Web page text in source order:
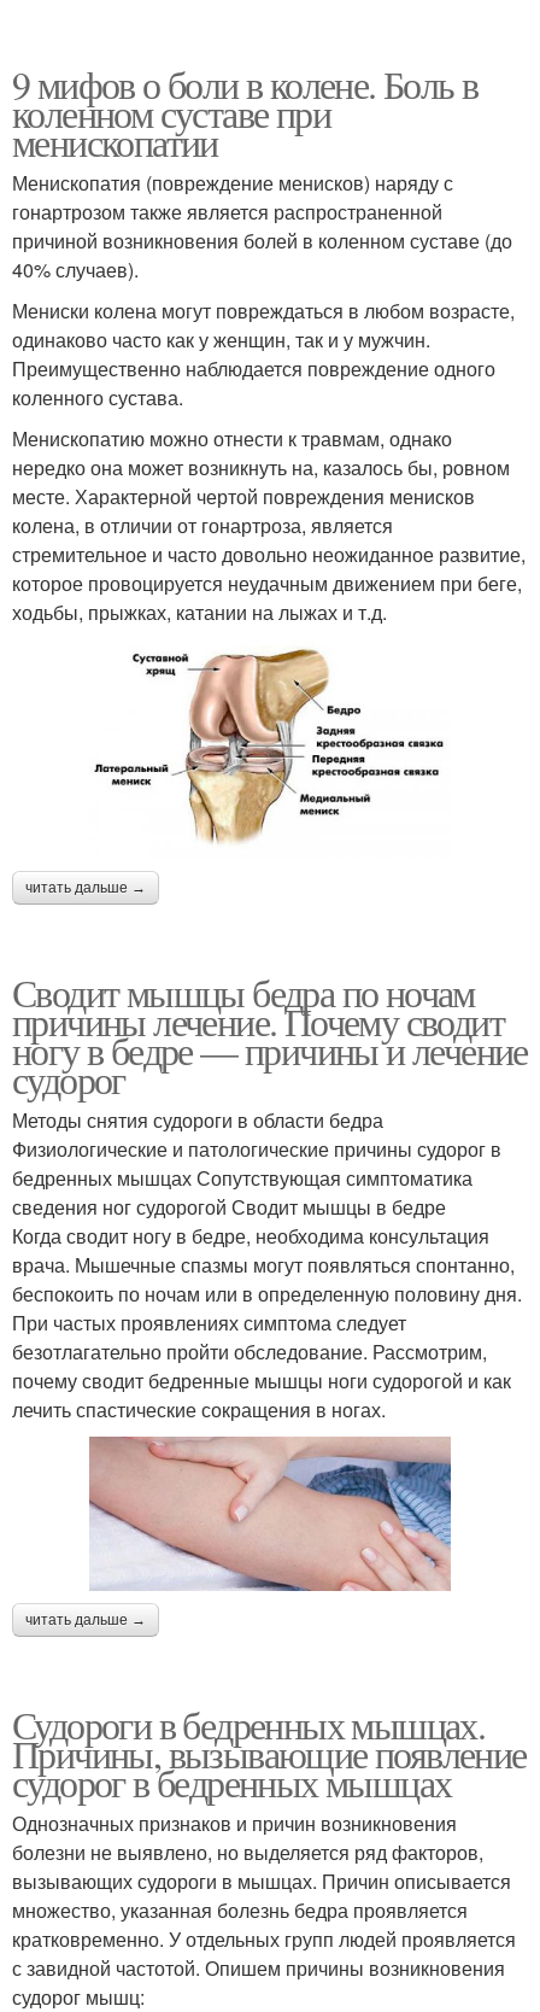
9 мифов о боли в колене. Боль в
коленном суставе при
менископатии
Менископатия (повреждение менисков) наряду с
гонартрозом также является распространенной
причиной возникновения болей в коленном суставе (до
40% случаев).
Мениски колена могут повреждаться в любом возрасте,
одинаково часто как у женщин, так и у мужчин.
Преимущественно наблюдается повреждение одного
коленного сустава.
Менископатию можно отнести к травмам, однако
нередко она может возникнуть на, казалось бы, ровном
месте. Характерной чертой повреждения менисков
колена, в отличии от гонартроза, является
стремительное и часто довольно неожиданное развитие,
которое провоцируется неудачным движением при беге,
ходьбы, прыжках, катании на лыжах и т.д.
читать дальше →
Сводит мышцы бедра по ночам
причины лечение. Почему сводит
ногу в бедре — причины и лечение
судорог
Методы снятия судороги в области бедра
Физиологические и патологические причины судорог в
бедренных мышцах Сопутствующая симптоматика
сведения ног судорогой Сводит мышцы в бедре
Когда сводит ногу в бедре, необходима консультация
врача. Мышечные спазмы могут появляться спонтанно,
беспокоить по ночам или в определенную половину дня.
При частых проявлениях симптома следует
безотлагательно пройти обследование. Рассмотрим,
почему сводит бедренные мышцы ноги судорогой и как
лечить спастические сокращения в ногах.
читать дальше →
Судороги в бедренных мышцах.
Причины, вызывающие появление
судорог в бедренных мышцах
Однозначных признаков и причин возникновения
болезни не выявлено, но выделяется ряд факторов,
вызывающих судороги в мышцах. Причин описывается
множество, указанная болезнь бедра проявляется
кратковременно. У отдельных групп людей проявляется
с завидной частотой. Опишем причины возникновения
судорог мышц: